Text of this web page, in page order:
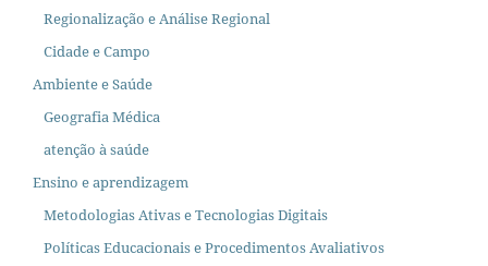
Regionalização e Análise Regional
Cidade e Campo
Ambiente e Saúde
Geografia Médica
atenção à saúde
Ensino e aprendizagem
Metodologias Ativas e Tecnologias Digitais
Políticas Educacionais e Procedimentos Avaliativos